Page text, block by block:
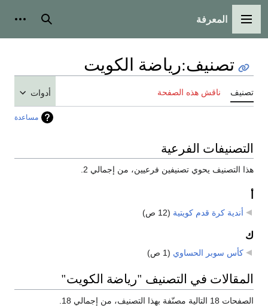
القائمة الرئيسية
المعرفة بحث
تصنيف:رياضة الكويت
تصنيف ناقش هذه الصفحة أدوات
مساعدة
التصنيفات الفرعية
هذا التصنيف يحوي تصنيفين فرعيين، من إجمالي 2.
أندية كرة قدم كويتية (12 ص)
ك
كأس سوبر الحساوي (1 ص)
المقالات في التصنيف "رياضة الكويت"
الصفحات 18 التالية مصنّفة بهذا التصنيف، من إجمالي 18.